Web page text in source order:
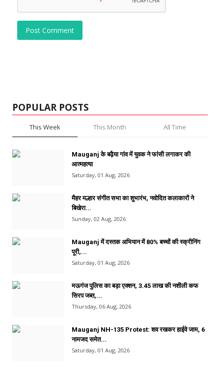
Post Comment
POPULAR POSTS
This Week This Month All Time
Mauganj के बढ़ैया गांव में युवक ने फांसी लगाकर की
आत्महत्या
Saturday, 01 Aug, 2026
मैहर मल्हार संगीत सभा का शुभारंभ, नवोदित कलाकारों ने
बिखेरा...
Sunday, 02 Aug, 2026
Mauganj में दस्तक अभियान में 80% बच्चों की स्क्रीनिंग
पूरी,...
Saturday, 01 Aug, 2026
मऊगंज पुलिस का बड़ा एक्शन, 3.45 लाख की नशीली कफ
सिरप जब्त,...
Thursday, 06 Aug, 2026
Mauganj NH-135 Protest: शव रखकर हाईवे जाम, 6
नामजद समेत...
Saturday, 01 Aug, 2026